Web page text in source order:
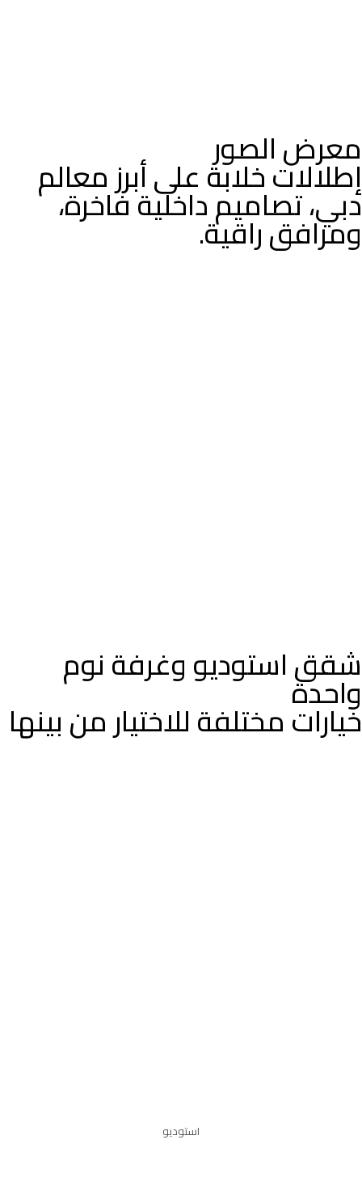
معرض الصور
إطلالات خلابة على أبرز معالم
دبي، تصاميم داخلية فاخرة،
ومرافق راقية.
شقق استوديو وغرفة نوم
واحدة
خيارات مختلفة للاختيار من بينها
استوديو